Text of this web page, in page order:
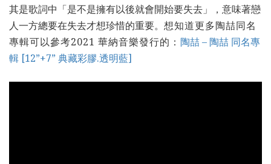
其是歌詞中「是不是擁有以後就會開始要失去」，意味著戀
人一方總要在失去才想珍惜的重要。 想知道更多陶喆同名
專輯可以參考2021 華納音樂發行的： 陶喆 – 陶喆 同名專
輯 [12”+7” 典藏彩膠.透明藍]